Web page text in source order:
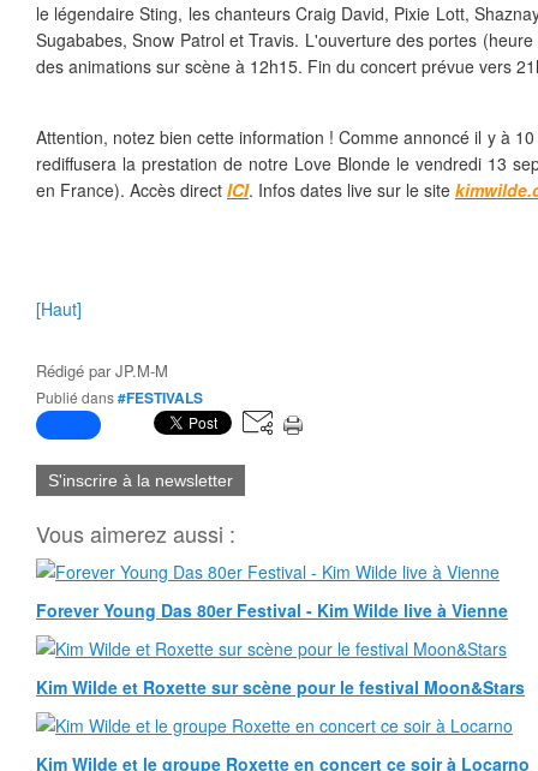
le légendaire Sting, les chanteurs Craig David, Pixie Lott,
Sugababes, Snow Patrol et Travis. L'ouverture des portes
des animations sur scène à 12h15. Fin du concert prévue vers
Attention, notez bien cette information ! Comme annoncé il y à
rediffusera la prestation de notre Love Blonde le vendredi 13
en France). Accès direct ICI. Infos dates live sur le site
[Haut]
Rédigé parJP.M-M
Publié dans#FESTIVALS
S'inscrire à la newsletter
Vous aimerez aussi :
Forever Young Das 80er Festival - Kim Wilde live à Vienne
Kim Wilde et Roxette sur scène pour le festival Moon&Stars
Kim Wilde et le groupe Roxette en concert ce soir à Locarno